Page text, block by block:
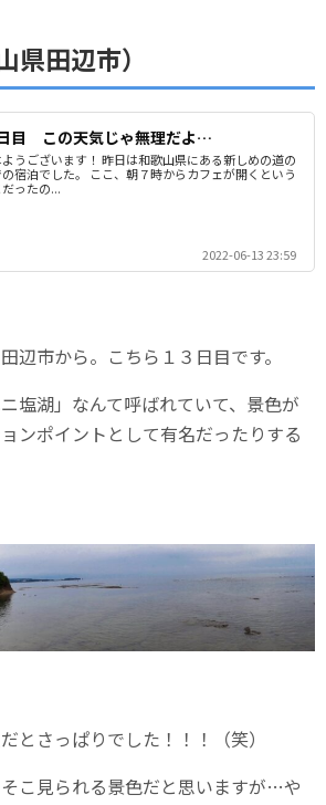
県田辺市）
目 この天気じゃ無理だよ…
ようございます！ 昨日は和歌山県にある新しめの道の
宿泊でした。 ここ、朝７時からカフェが開くという
だったの...
2022-06-13 23:59
辺市から。こちら１３日目です。
塩湖」なんて呼ばれていて、景色が
ンポイントとして有名だったりする
とさっぱりでした！！！（笑）
こ見られる景色だと思いますが…や